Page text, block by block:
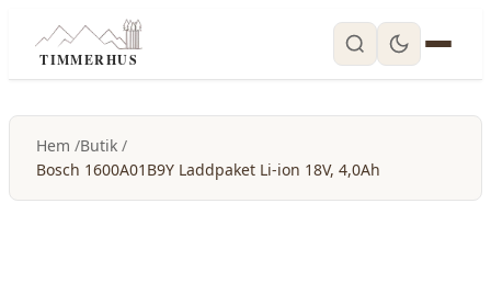
TIMMERHUS
Hem Butik
Bosch 1600A01B9Y Laddpaket Li-ion 18V, 4,0Ah